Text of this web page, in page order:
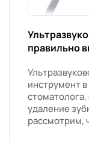
правильно
инструмент
удаление
рассмотрим,